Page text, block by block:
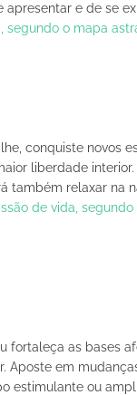
e de se
segundo o mapa
conquiste novos
liberdade interior.
também relaxar na
de vida, segundo
fortaleça as bases
Aposte em
estimulante ou